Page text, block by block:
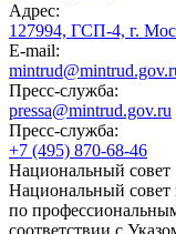
Адрес:
127994, ГСП-4, г.
E-mail:
Пресс-служба:
pressa@mintrud.gov.ru
Пресс-служба:
+7 (495) 870-68-46
Национальный совет
Национальный совет
по
соответствии с